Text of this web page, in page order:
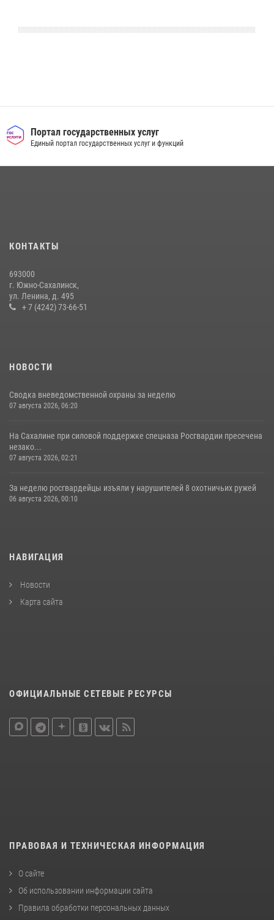
Портал государственных услуг
Единый портал государственных услуг и функций
КОНТАКТЫ
693000
г. Южно-Сахалинск,
ул. Ленина, д. 495
+ 7 (4242) 73-66-51
НОВОСТИ
Сводка вневедомственной охраны за неделю
07 августа 2026, 06:20
На Сахалине при силовой поддержке спецназа Росгвардии пресечена
незако...
07 августа 2026, 02:21
За неделю росгвардейцы изъяли у нарушителей 8 охотничьих ружей
06 августа 2026, 00:10
НАВИГАЦИЯ
Новости
Карта сайта
ОФИЦИАЛЬНЫЕ СЕТЕВЫЕ РЕСУРСЫ
ПРАВОВАЯ И ТЕХНИЧЕСКАЯ ИНФОРМАЦИЯ
О сайте
Об использовании информации сайта
Правила обработки персональных данных